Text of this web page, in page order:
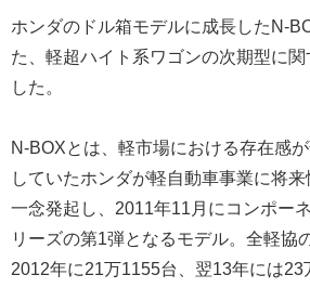
ホンダのドル箱モデルに成長したN-
た、軽超ハイト系ワゴンの次期型に
した。
N-BOXとは、軽市場における存在感
していたホンダが軽自動車事業に将
一念発起し、2011年11月にコンポー
リーズの第1弾となるモデル。全軽協
2012年に21万1155台、翌13年には23